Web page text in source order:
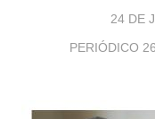
24 DE
PERIÓDICO